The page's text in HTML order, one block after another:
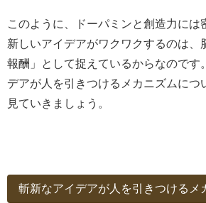
このように、ドーパミンと創造力には
新しいアイデアがワクワクするのは、
報酬」として捉えているからなのです
デアが人を引きつけるメカニズムにつ
見ていきましょう。
斬新なアイデアが人を引きつけるメ